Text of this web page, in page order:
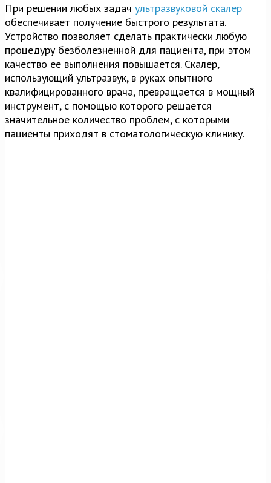
При решении любых задач ультразвуковой скалер
обеспечивает получение быстрого результата.
Устройство позволяет сделать практически любую
процедуру безболезненной для пациента, при этом
качество ее выполнения повышается. Скалер,
использующий ультразвук, в руках опытного
квалифицированного врача, превращается в мощный
инструмент, с помощью которого решается
значительное количество проблем, с которыми
пациенты приходят в стоматологическую клинику.